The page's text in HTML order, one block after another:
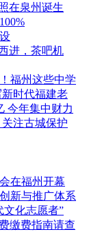
在泉州诞生
进，茶吧机
福州这些中学
时代福建老
今年集中财力
注古城保护
在福州开幕
新与推广体系
文化志愿者”
缴费指南请查